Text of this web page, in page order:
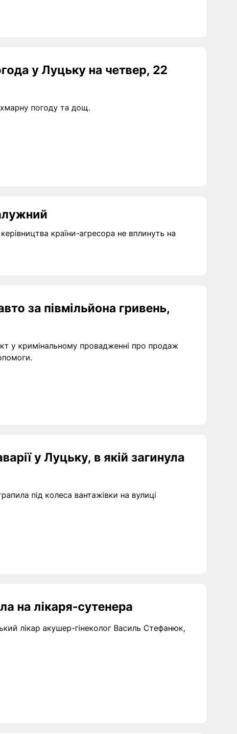
у Луцьку на четвер, 22
хмарну погоду та дощ.
країни-агресора не вплинуть на
за півмільйона гривень,
у кримінальному провадженні про продаж
у Луцьку, в якій загинула
під колеса вантажівки на вулиці
на лікаря-сутенера
лікар акушер-гінеколог Василь Стефанюк,